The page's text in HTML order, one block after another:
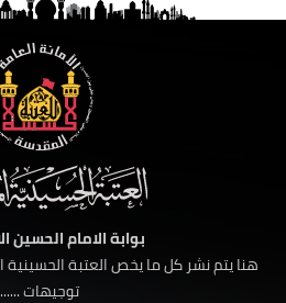
بوابة الامام الحسين
هنا يتم نشر كل ما يخص العتبة
توجيهات ......